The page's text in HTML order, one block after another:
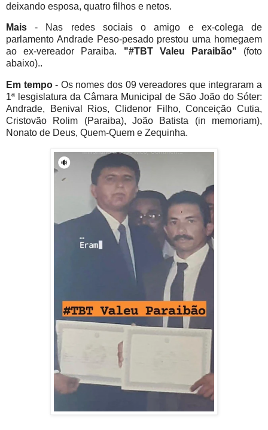
deixando esposa, quatro filhos e netos.
Mais- Nas redes sociais o amigo e ex-colega de
parlamento Andrade Peso-pesado prestou uma homegaem
ao ex-vereador Paraiba. "#TBT Valeu Paraibão" (foto
abaixo)..
Em tempo- Os nomes dos 09 vereadores que integraram a
1ª lesgislatura da Câmara Municipal de São João do Sóter:
Andrade, Benival Rios, Clidenor Filho, Conceição Cutia,
Cristovão Rolim (Paraiba), João Batista (in memoriam),
Nonato de Deus, Quem-Quem e Zequinha.